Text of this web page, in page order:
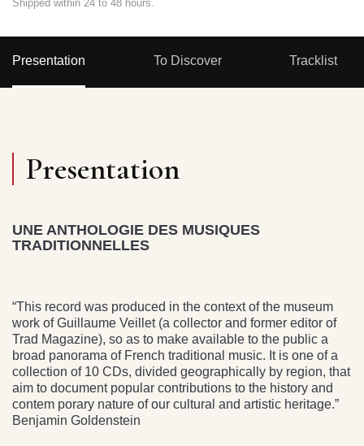
Shipped within 24 to 48 hours.
Presentation To Discover Tracklist
Presentation
UNE ANTHOLOGIE DES MUSIQUES
TRADITIONNELLES
“This record was produced in the context of the museum
work of Guillaume Veillet (a collector and former editor of
Trad Magazine), so as to make available to the public a
broad panorama of French traditional music. It is one of a
collection of 10 CDs, divided geographically by region, that
aim to document popular contributions to the history and
contem porary nature of our cultural and artistic heritage.”
Benjamin Goldenstein